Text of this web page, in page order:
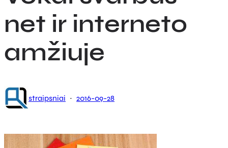
net ir interneto
amžiuje
straipsniai · 2016-09-28